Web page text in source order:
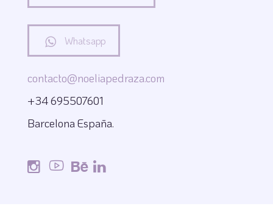
Whatsapp
contacto@noeliapedraza.com
+34 695507601
Barcelona España.